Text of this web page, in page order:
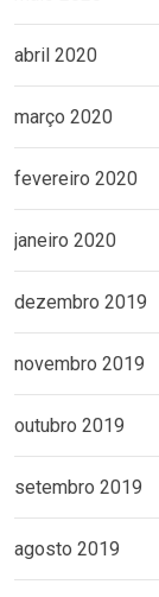
abril 2020
março 2020
fevereiro 2020
janeiro 2020
dezembro 2019
novembro 2019
outubro 2019
setembro 2019
agosto 2019